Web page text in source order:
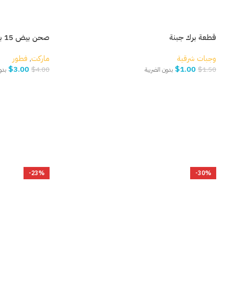
قطعة برك جبنة
وجبات شرقية
$1.50
$1.00 بدون الضريبة
صحن بيض 15 بيضة
ماركت, فطور
$4.00
$3.00
-30%
-23%